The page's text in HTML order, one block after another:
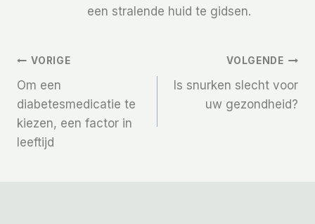
een stralende huid te gidsen.
Bericht
Navigatie
VORIGE
Om een ​​
diabetesmedicatie te
kiezen, een factor in
leeftijd
VOLGENDE
Is snurken slecht voor
uw gezondheid?